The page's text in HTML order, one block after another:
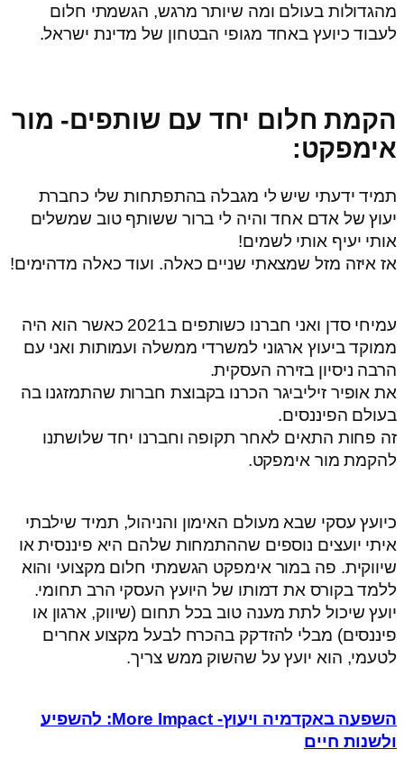
מהגדולות בעולם ומה שיותר מרגש, הגשמתי חלום
לעבוד כיועץ באחד מגופי הבטחון של מדינת ישראל.
הקמת חלום יחד עם שותפים- מור
אימפקט:
תמיד ידעתי שיש לי מגבלה בהתפתחות שלי כחברת
יעוץ של אדם אחד והיה לי ברור ששותף טוב שמשלים
אותי יעיף אותי לשמים!
אז איזה מזל שמצאתי שניים כאלה. ועוד כאלה מדהימים!
עמיחי סדן ואני חברנו כשותפים ב2021 כאשר הוא היה
ממוקד ביעוץ ארגוני למשרדי ממשלה ועמותות ואני עם
הרבה ניסיון בזירה העסקית.
את אופיר זיליביגר הכרנו בקבוצת חברות שהתמזגנו בה
בעולם הפיננסים.
זה פחות התאים לאחר תקופה וחברנו יחד שלושתנו
להקמת מור אימפקט.
כיועץ עסקי שבא מעולם האימון והניהול, תמיד שילבתי
איתי יועצים נוספים שההתמחות שלהם היא פיננסית או
שיווקית. פה במור אימפקט הגשמתי חלום מקצועי והוא
ללמד בקורס את דמותו של היועץ העסקי הרב תחומי.
יועץ שיכול לתת מענה טוב בכל תחום (שיווק, ארגון או
פיננסים) מבלי להזדקק בהכרח לבעל מקצוע אחרים
לטעמי, הוא יועץ על שהשוק ממש צריך.
השפעה באקדמיה ויעוץ- More Impact: להשפיע
ולשנות חיים